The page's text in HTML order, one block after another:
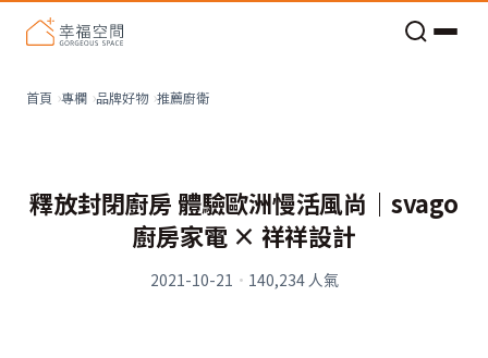
首頁 專欄 品牌好物 推薦廚衛
釋放封閉廚房 體驗歐洲慢活風尚｜svago
廚房家電 × 祥祥設計
2021-10-21 · 140,234人氣